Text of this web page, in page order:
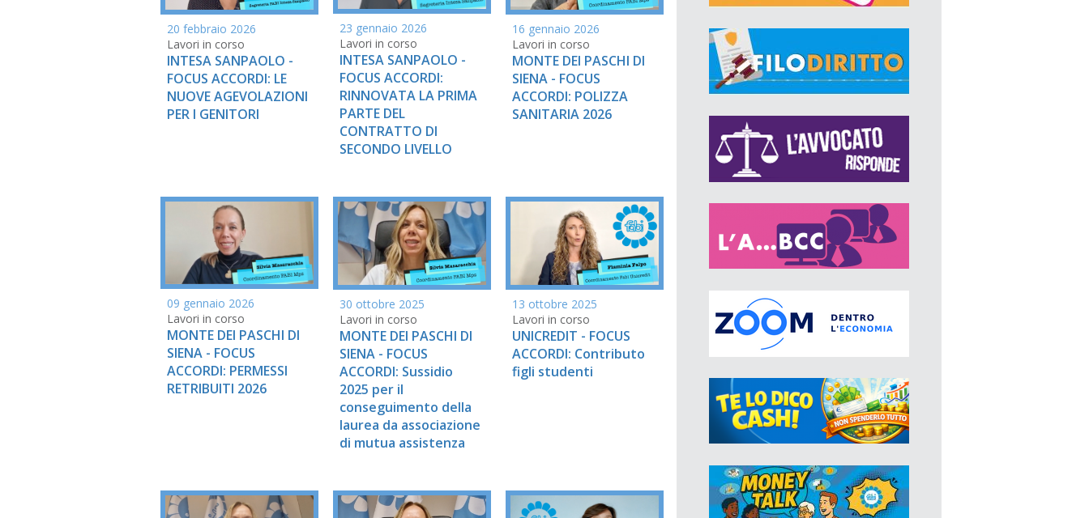
20 febbraio 2026
Lavori in corso
INTESA SANPAOLO -
FOCUS ACCORDI: LE
NUOVE AGEVOLAZIONI
PER I GENITORI
23 gennaio 2026
Lavori in corso
INTESA SANPAOLO -
FOCUS ACCORDI:
RINNOVATA LA PRIMA
PARTE DEL
CONTRATTO DI
SECONDO LIVELLO
16 gennaio 2026
Lavori in corso
MONTE DEI PASCHI DI
SIENA - FOCUS
ACCORDI: POLIZZA
SANITARIA 2026
09 gennaio 2026
Lavori in corso
MONTE DEI PASCHI DI
SIENA - FOCUS
ACCORDI: PERMESSI
RETRIBUITI 2026
30 ottobre 2025
Lavori in corso
MONTE DEI PASCHI DI
SIENA - FOCUS
ACCORDI: Sussidio
2025 per il
conseguimento della
laurea da associazione
di mutua assistenza
13 ottobre 2025
Lavori in corso
UNICREDIT - FOCUS
ACCORDI: Contributo
figli studenti